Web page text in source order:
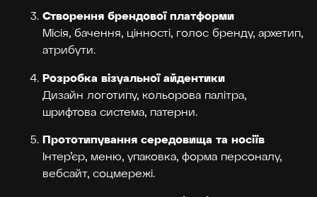
Створення брендової платформи
Місія, бачення, цінності, голос бренду, архетип,
атрибути.
Розробка візуальної айдентики
Дизайн логотипу, кольорова палітра,
шрифтова система, патерни.
Прототипування середовища та носіїв
Інтер’єр, меню, упаковка, форма персоналу,
вебсайт, соцмережі.